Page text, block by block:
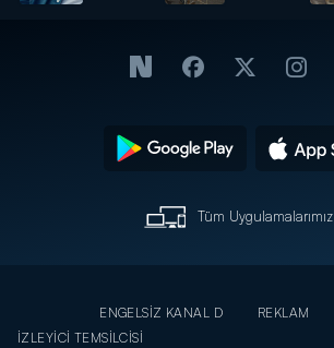
Tüm Uygulamalarımız
ENGELSİZ KANAL D REKLAM
İZLEYİCİ TEMSİLCİSİ